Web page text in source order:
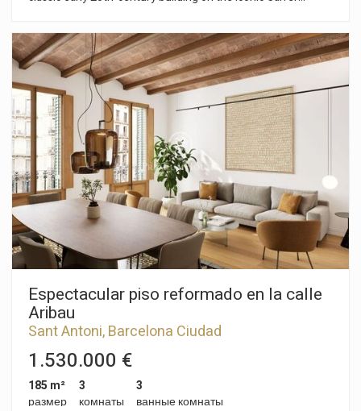
as the Catalan vaulted ceiling, adding character and
authenticity to the space. Bright and well laid out, the property
offers a functional distribution and a solid structure, that
allows you to move in immediately or carry out a customised
renovation according to the buyer's needs. Thanks to its
cross ventilation and south-west orientation, it enjoys natural
light throughout the day and optimal air circulation. It has a
balcony on both sides, ensuring a pleasant connection with
the outside and multiple possibilities for use. The location is
one of its great attractions: Sant Antoni is a dynamic
neighbourhood, full of life and perfectly connected to local
shops, excellent restaurants and the renovated Mercat de
Sant Antoni, just a few minutes' walk away. An ideal
opportunity both as a primary residence and for those
seeking an investment with potential, in a historic property
located in one of the most sought-after areas of Barcelona.
Espectacular piso reformado en la calle
Aribau
Sant Antoni, Barcelona Ciudad
1.530.000 €
185 m²
размер
3
комнаты
3
ванные комнаты